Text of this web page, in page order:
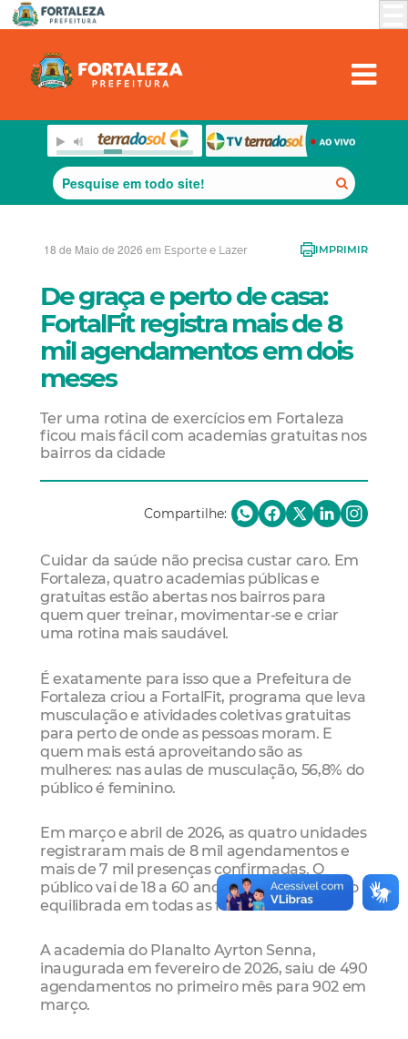
18 de Maio de 2026 em Esporte e Lazer IMPRIMIR
De graça e perto de casa:
FortalFit registra mais de 8
mil agendamentos em dois
meses
Ter uma rotina de exercícios em Fortaleza
ficou mais fácil com academias gratuitas nos
bairros da cidade
Compartilhe:
Cuidar da saúde não precisa custar caro. Em
Fortaleza, quatro academias públicas e
gratuitas estão abertas nos bairros para
quem quer treinar, movimentar-se e criar
uma rotina mais saudável.
É exatamente para isso que a Prefeitura de
Fortaleza criou a FortalFit, programa que leva
musculação e atividades coletivas gratuitas
para perto de onde as pessoas moram. E
quem mais está aproveitando são as
mulheres: nas aulas de musculação, 56,8% do
público é feminino.
Em março e abril de 2026, as quatro unidades
registraram mais de 8 mil agendamentos e
mais de 7 mil presenças confirmadas. O
público vai de 18 a 60 anos, com participação
equilibrada em todas as faixas etárias.
A academia do Planalto Ayrton Senna,
inaugurada em fevereiro de 2026, saiu de 490
agendamentos no primeiro mês para 902 em
março.